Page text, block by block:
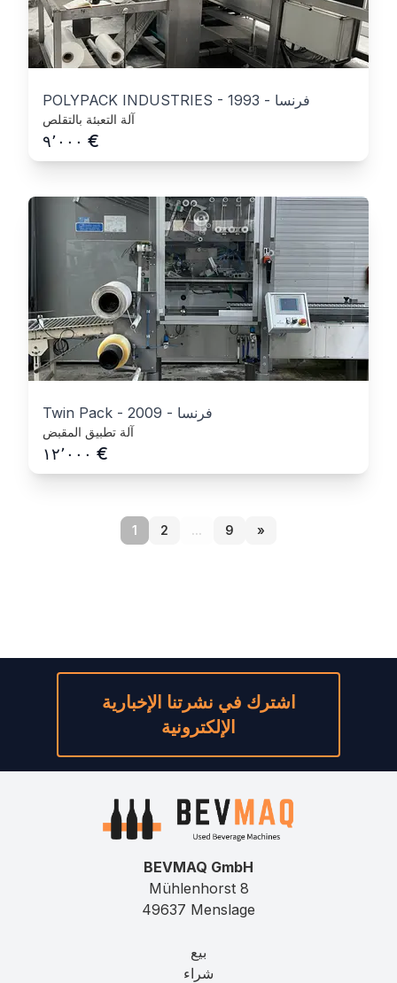
POLYPACK INDUSTRIES - 1993 - فرنسا
آلة التعبئة بالتقلص
٩٬٠٠٠ €
Twin Pack - 2009 - فرنسا
آلة تطبيق المقبض
١٢٬٠٠٠ €
1 2 ... 9 »
اشترك في نشرتنا الإخبارية
الإلكترونية
BEVMAQ GmbH
Mühlenhorst 8
49637 Menslage
بيع
شراء